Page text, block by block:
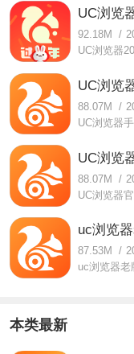
UC浏览
92.18M /
UC浏览
88.07M /
UC浏览
88.07M /
uc浏览
87.53M /
本类最新